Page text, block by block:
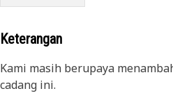
Keterangan
Kami masih berupaya
cadang ini.